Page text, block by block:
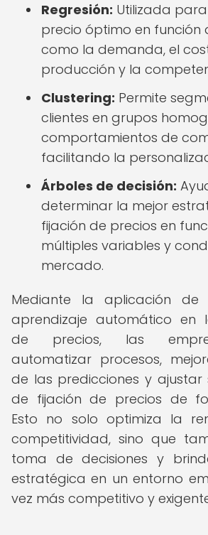
Regresión: Utilizada
precio óptimo en función
como la demanda, el
producción y la
Clustering: Permite
clientes en grupos
comportamientos de
facilitando la
Árboles de decisión:
determinar la mejor
fijación de precios en
múltiples variables y
mercado.
Mediante la aplicación de
aprendizaje automático en
de precios, las
automatizar procesos,
de las predicciones y ajustar
de fijación de precios de
Esto no solo optimiza la
competitividad, sino que
toma de decisiones y
estratégica en un entorno
vez más competitivo y